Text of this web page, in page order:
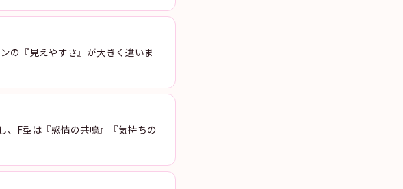
の『見えやすさ』が大きく違いま
、F型は『感情の共鳴』『気持ちの